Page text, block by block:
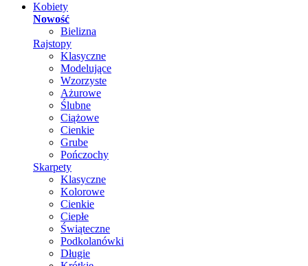
Kobiety
Nowość
Bielizna
Rajstopy
Klasyczne
Modelujące
Wzorzyste
Ażurowe
Ślubne
Ciążowe
Cienkie
Grube
Pończochy
Skarpety
Klasyczne
Kolorowe
Cienkie
Ciepłe
Świąteczne
Podkolanówki
Długie